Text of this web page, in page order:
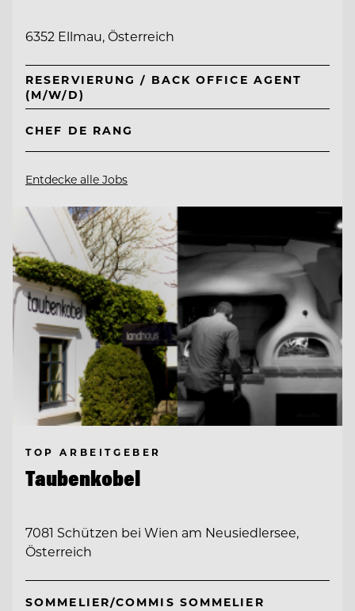
6352 Ellmau, Österreich
RESERVIERUNG / BACK OFFICE AGENT
(M/W/D)
CHEF DE RANG
Entdecke alle Jobs
TOP ARBEITGEBER
Taubenkobel
7081 Schützen bei Wien am Neusiedlersee,
Österreich
SOMMELIER/COMMIS SOMMELIER